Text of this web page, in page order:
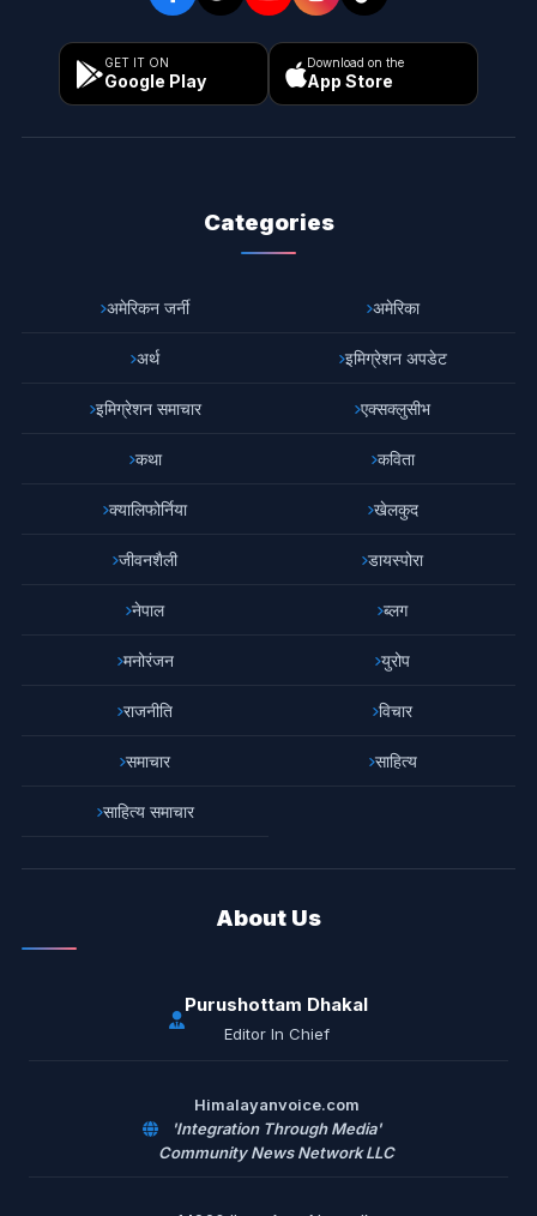
GET IT ON
Google Play
Download on the
App Store
Categories
अमेरिकन जर्नी अमेरिका
अर्थ इमिग्रेशन अपडेट
इमिग्रेशन समाचार एक्सक्लुसीभ
कथा कविता
क्यालिफोर्निया खेलकुद
जीवनशैली डायस्पोरा
नेपाल ब्लग
मनोरंजन युरोप
राजनीति विचार
समाचार साहित्य
साहित्य समाचार
About Us
Purushottam Dhakal
Editor In Chief
Himalayanvoice.com
'Integration Through Media'
Community News Network LLC